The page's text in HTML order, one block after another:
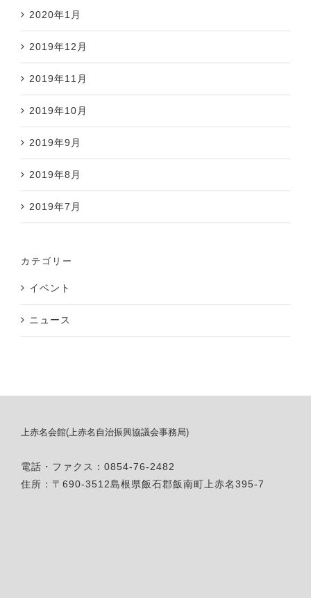
2020年1月
2019年12月
2019年11月
2019年10月
2019年9月
2019年8月
2019年7月
カテゴリー
イベント
ニュース
上赤名会館(上赤名自治振興協議会事務局)
電話・ファクス：0854-76-2482
住所：〒690-3512島根県飯石郡飯南町上赤名395-7